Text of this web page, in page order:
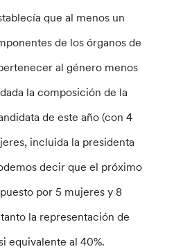
que al menos un
de los órganos de
al género menos
la composición de la
de este año (con 4
incluida la presidenta
decir que el próximo
por 5 mujeres y 8
la representación de
equivalente al 40%.